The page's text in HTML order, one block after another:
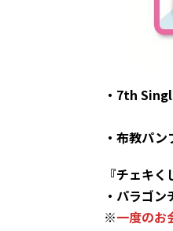
・7th
・布教パ
『チェキく
・パラゴ
※一度のお